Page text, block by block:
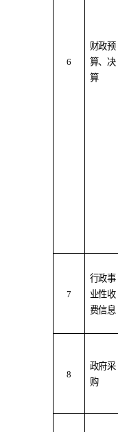
6
财政预
算、决
算
7
行政事
业性收
费信息
8
政府采
购